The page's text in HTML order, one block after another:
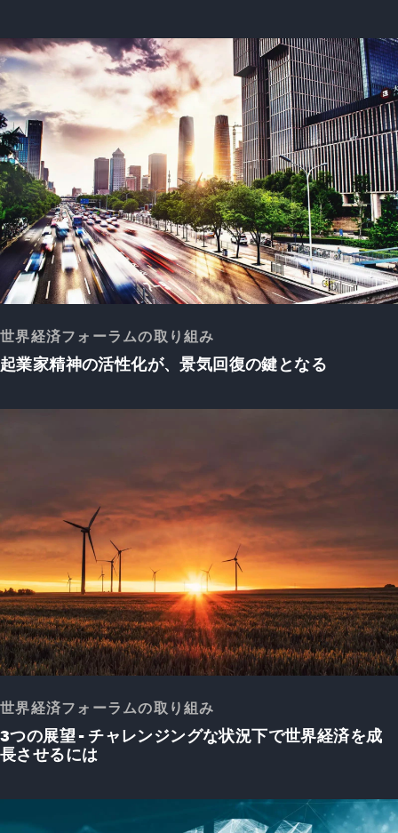
世界経済フォーラムの取り組み
起業家精神の活性化が、景気回復の鍵となる
世界経済フォーラムの取り組み
3つの展望 - チャレンジングな状況下で世界経済を成
長させるには